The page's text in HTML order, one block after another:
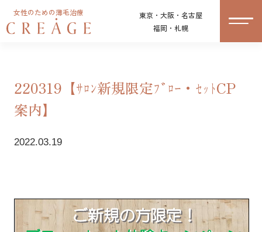
女性のための薄毛治療
東京・大阪・名古屋
福岡・札幌
220319【ｻﾛﾝ新規限定ﾌﾞﾛｰ・ｾｯﾄCP
案内】
2022.03.19